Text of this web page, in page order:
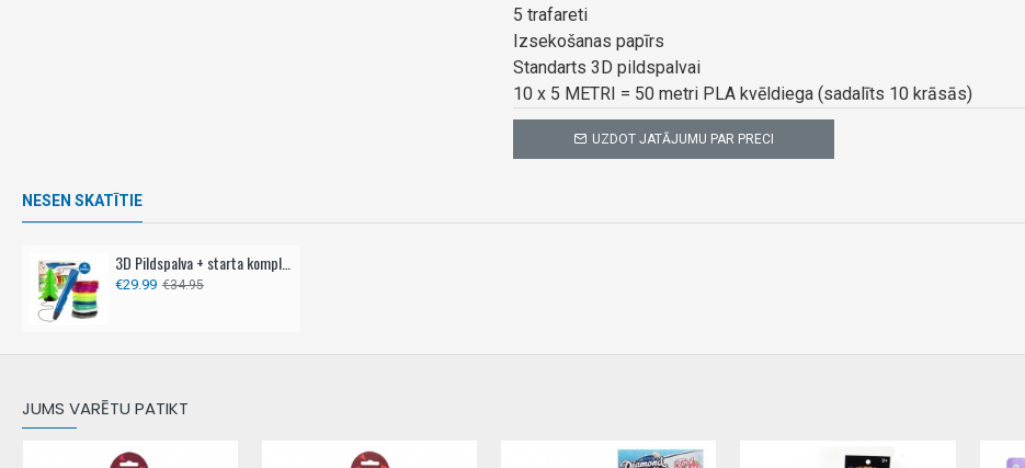
UZDOT JATĀJUMU PAR PRECI
5 trafareti
Izsekošanas papīrs
Standarts 3D pildspalvai
10 x 5 METRI = 50 metri PLA kvēldiega (sadalīts 10 krāsās)
NESEN SKATĪTIE
3D Pildspalva + starta komplekts
€29.99 €34.95
JUMS VARĒTU PATIKT